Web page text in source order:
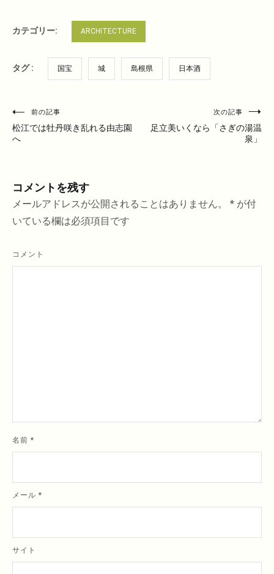
カテゴリー: ARCHITECTURE
タグ : 国宝 城 島根県 日本酒
投
稿
ナ
ー
シ
ョ
前の記事
松江では牡丹咲き乱れる由志園
へ
次の記事
足立美いくなら「さぎの湯温
泉」
コメントを残す
メールアドレスが公開されることはありません。 * が付
いている欄は必須項目です
コメント
名前 *
メール *
サイト